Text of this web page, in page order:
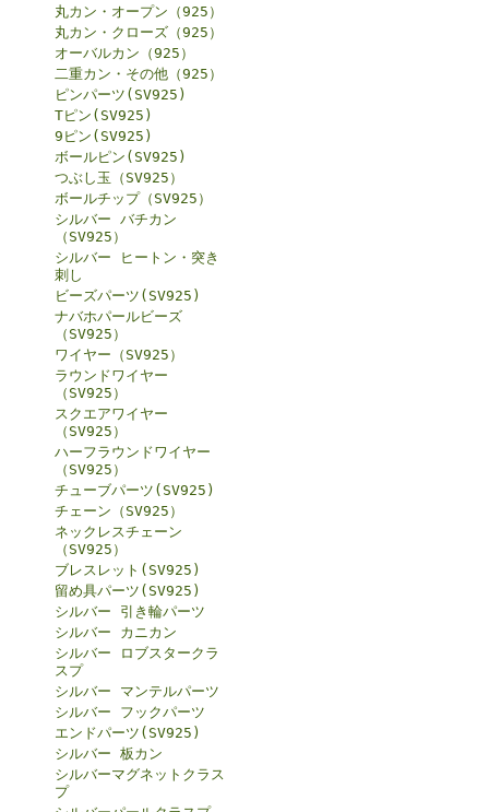
丸カン・オープン（925）
丸カン・クローズ（925）
オーバルカン（925）
二重カン・その他（925）
ピンパーツ(SV925)
Tピン(SV925)
9ピン(SV925)
ボールピン(SV925)
つぶし玉（SV925）
ボールチップ（SV925）
シルバー バチカン
（SV925）
シルバー ヒートン・突き
刺し
ビーズパーツ(SV925)
ナバホパールビーズ
（SV925）
ワイヤー（SV925）
ラウンドワイヤー
（SV925）
スクエアワイヤー
（SV925）
ハーフラウンドワイヤー
（SV925）
チューブパーツ(SV925)
チェーン（SV925）
ネックレスチェーン
（SV925）
ブレスレット(SV925)
留め具パーツ(SV925)
シルバー 引き輪パーツ
シルバー カニカン
シルバー ロブスタークラ
スプ
シルバー マンテルパーツ
シルバー フックパーツ
エンドパーツ(SV925)
シルバー 板カン
シルバーマグネットクラス
プ